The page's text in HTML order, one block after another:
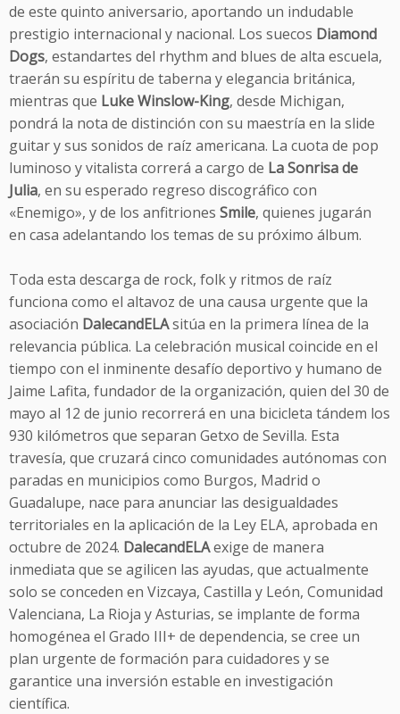
de este quinto aniversario, aportando un indudable
prestigio internacional y nacional. Los suecos Diamond
Dogs, estandartes del rhythm and blues de alta escuela,
traerán su espíritu de taberna y elegancia británica,
mientras que Luke Winslow-King, desde Michigan,
pondrá la nota de distinción con su maestría en la slide
guitar y sus sonidos de raíz americana. La cuota de pop
luminoso y vitalista correrá a cargo de La Sonrisa de
Julia, en su esperado regreso discográfico con
«Enemigo», y de los anfitriones Smile, quienes jugarán
en casa adelantando los temas de su próximo álbum.
Toda esta descarga de rock, folk y ritmos de raíz
funciona como el altavoz de una causa urgente que la
asociación DalecandELAsitúa en la primera línea de la
relevancia pública. La celebración musical coincide en el
tiempo con el inminente desafío deportivo y humano de
Jaime Lafita, fundador de la organización, quien del 30 de
mayo al 12 de junio recorrerá en una bicicleta tándem los
930 kilómetros que separan Getxo de Sevilla. Esta
travesía, que cruzará cinco comunidades autónomas con
paradas en municipios como Burgos, Madrid o
Guadalupe, nace para anunciar las desigualdades
territoriales en la aplicación de la Ley ELA, aprobada en
octubre de 2024. DalecandELAexige de manera
inmediata que se agilicen las ayudas, que actualmente
solo se conceden en Vizcaya, Castilla y León, Comunidad
Valenciana, La Rioja y Asturias, se implante de forma
homogénea el Grado III+ de dependencia, se cree un
plan urgente de formación para cuidadores y se
garantice una inversión estable en investigación
científica.